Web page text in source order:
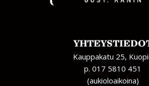
Kauppakatu 25,
p. 017 5810 451
(aukioloaikoina)